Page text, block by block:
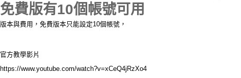
免費版有10個帳號可用
版本與費用，免費版本只能設定10個帳號，
官方教學影片
https://www.youtube.com/watch?v=xCeQ4jRzXo4